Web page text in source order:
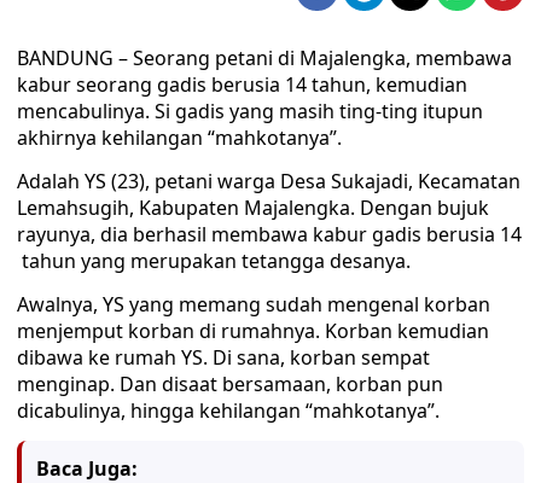
BANDUNG – Seorang petani di Majalengka, membawa
kabur seorang gadis berusia 14 tahun, kemudian
mencabulinya. Si gadis yang masih ting-ting itupun
akhirnya kehilangan “mahkotanya”.
Adalah YS (23), petani warga Desa Sukajadi, Kecamatan
Lemahsugih, Kabupaten Majalengka. Dengan bujuk
rayunya, dia berhasil membawa kabur gadis berusia 14
tahun yang merupakan tetangga desanya.
Awalnya, YS yang memang sudah mengenal korban
menjemput korban di rumahnya. Korban kemudian
dibawa ke rumah YS. Di sana, korban sempat
menginap. Dan disaat bersamaan, korban pun
dicabulinya, hingga kehilangan “mahkotanya”.
Baca Juga: